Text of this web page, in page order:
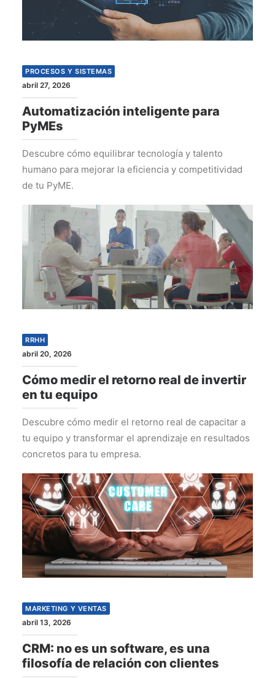
PROCESOS Y SISTEMAS
abril 27, 2026
Automatización inteligente para
PyMEs
Descubre cómo equilibrar tecnología y talento
humano para mejorar la eficiencia y competitividad
de tu PyME.
RRHH
abril 20, 2026
Cómo medir el retorno real de invertir
en tu equipo
Descubre cómo medir el retorno real de capacitar a
tu equipo y transformar el aprendizaje en resultados
concretos para tu empresa.
MARKETING Y VENTAS
abril 13, 2026
CRM: no es un software, es una
filosofía de relación con clientes